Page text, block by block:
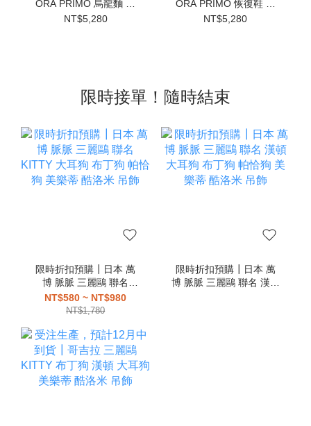
ORA PRIMO 烏龍麵 毛
毛蟲 恢復鞋 懶人鞋 拖鞋
NT$5,280
ORA PRIMO 恢復鞋 懶
人鞋 拖鞋 全黑 烏龍麵 毛
NT$5,280
限時接單！隨時結束
限時折扣預購┃日本 萬
博 脈脈 三麗鷗 聯名
KITTY 大耳狗 布丁狗 帕
恰狗 美樂蒂 酷洛米 吊飾
NT$580 ~ NT$980
NT$1,780
限時折扣預購┃日本 萬
博 脈脈 三麗鷗 聯名 漢頓